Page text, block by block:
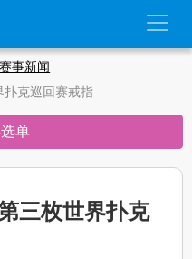
事新闻
扑克巡回赛戒指
单